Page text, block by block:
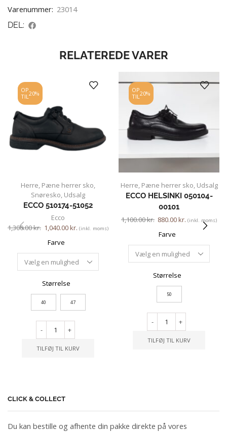
Varenummer: 23014
DEL:
RELATEREDE VARER
OP
TIL20%
Herre, Pæne herrer sko,
Snøresko, Udsalg
ECCO 510174-51052
Ecco
1,300.00kr. 1,040.00kr. (inkl. moms)
Farve
Størrelse
40 47
- +
TILFØJ TIL KURV
OP
TIL20%
Herre, Pæne herrer sko, Udsalg
ECCO HELSINKI 050104-
00101
1,100.00kr. 880.00kr. (inkl. moms)
Farve
Størrelse
50
- +
TILFØJ TIL KURV
CLICK & COLLECT
Du kan bestille og afhente din pakke direkte på vores